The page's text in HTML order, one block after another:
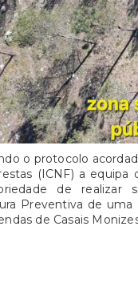
o protocolo
(ICNF) a
de realizar
Preventiva de
de Casais